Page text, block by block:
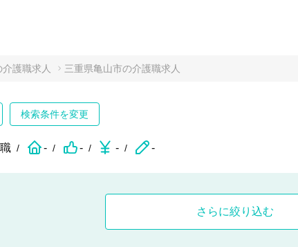
護職求人 三重県亀山市の介護職求人
検索条件を変更
- - - -
さらに絞り込む